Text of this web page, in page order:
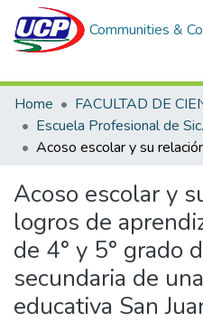
Communities &
Home
Acoso escolar y
logros de
de 4° y 5° grado
secundaria de
educativa San